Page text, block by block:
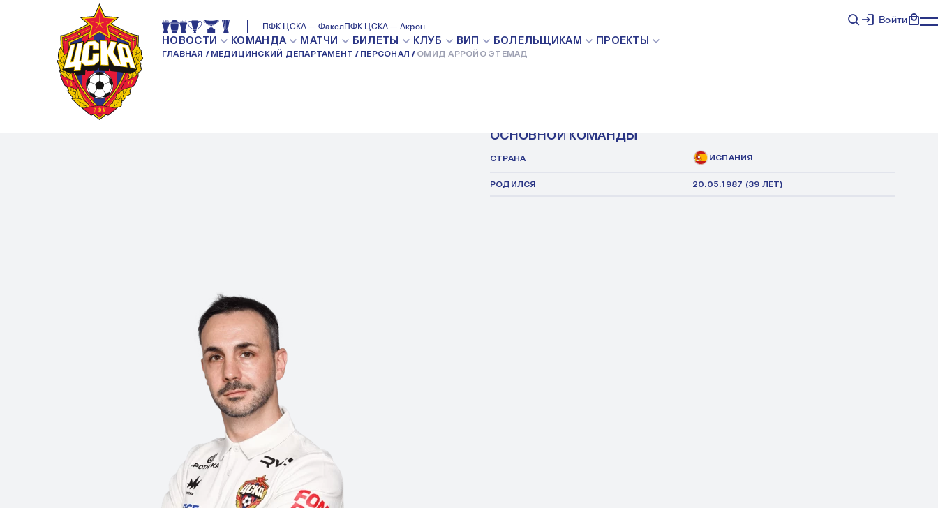
ПФК ЦСКА — ФакелПФК ЦСКА — Акрон
НОВОСТИ КОМАНДА МАТЧИ БИЛЕТЫ КЛУБ ВИП БОЛЕЛЬЩИКАМ ПРОЕКТЫ
ГЛАВНАЯ МЕДИЦИНСКИЙ ДЕПАРТАМЕНТ ПЕРСОНАЛ ОМИД АРРОЙО ЭТЕМАД
Войти
ОСНОВНОЙ КОМАНДЫ
СТРАНА ИСПАНИЯ
РОДИЛСЯ 20.05.1987 (39 ЛЕТ)